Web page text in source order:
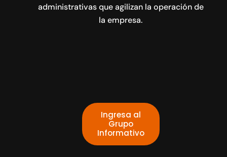
administrativas que agilizan la operación de
la empresa.
Ingresa al
Grupo
Informativo